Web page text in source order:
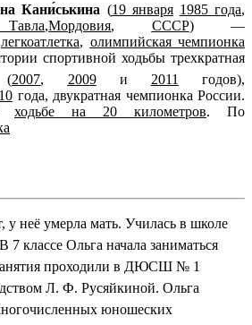
Кани́ськина (19 января 1985 года,
,Мордовия, СССР) —
легкоатлетка, олимпийская чемпионка
спортивной ходьбы трехкратная
2007, 2009и 2011
годов),
года, двукратная чемпионка России.
ходьбе на 20 километров. По
у неё умерла мать. Училась в школе
классе Ольга начала заниматься
проходили в ДЮСШ № 1
Л. Ф. Русяйкиной. Ольга
юношеских